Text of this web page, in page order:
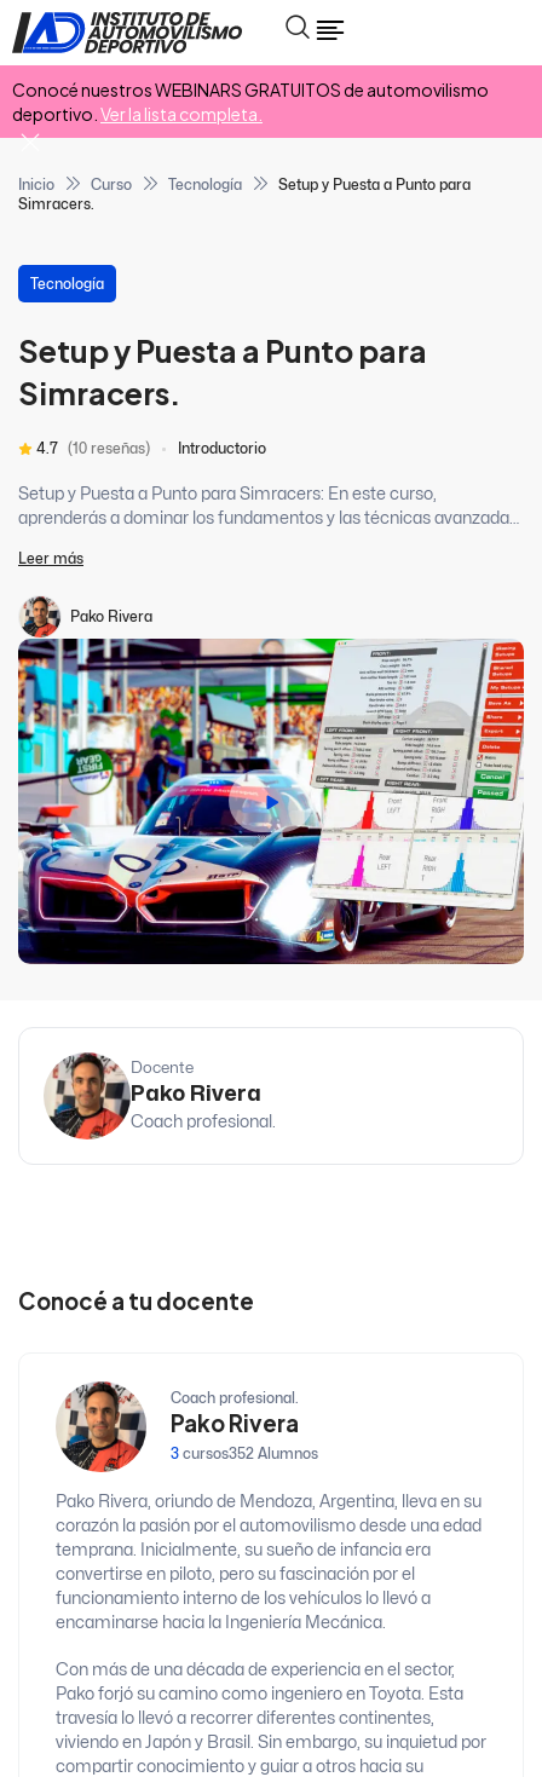
Conocé nuestros WEBINARS GRATUITOS de automovilismo
deportivo. Ver la lista completa.
Inicio Curso Tecnología
Setup y Puesta a Punto para
Simracers.
Tecnología
Setup y Puesta a Punto para
Simracers.
4.7 (10 reseñas) Introductorio
Setup y Puesta a Punto para Simracers: En este curso,
aprenderás a dominar los fundamentos y las técnicas avanzadas
cómo los ajustes del coche afectan su comportamiento hasta
Leer más
Pako Rivera
Docente
Pako Rivera
Coach profesional.
Conocé a tu docente
Coach profesional.
Pako Rivera
3 cursos352 Alumnos
Pako Rivera, oriundo de Mendoza, Argentina, lleva en su
corazón la pasión por el automovilismo desde una edad
temprana. Inicialmente, su sueño de infancia era
convertirse en piloto, pero su fascinación por el
funcionamiento interno de los vehículos lo llevó a
encaminarse hacia la Ingeniería Mecánica.
Con más de una década de experiencia en el sector,
Pako forjó su camino como ingeniero en Toyota. Esta
travesía lo llevó a recorrer diferentes continentes,
viviendo en Japón y Brasil. Sin embargo, su inquietud por
compartir conocimiento y guiar a otros hacia su